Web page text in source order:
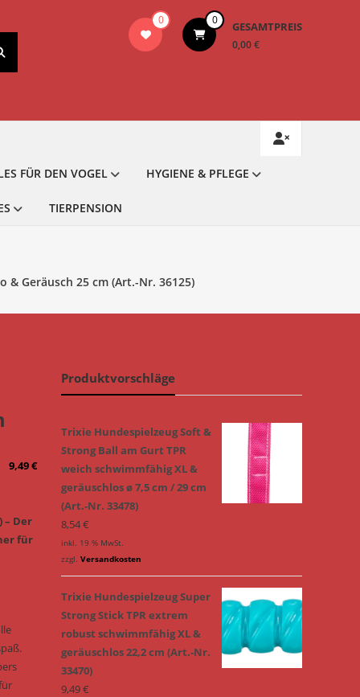
0 0 GESAMTPREIS
0,00 €
FÜR DEN VOGEL HYGIENE & PFLEGE
TIERPENSION
Geräusch 25 cm (Art.-Nr. 36125)
9,49€
– Der
für
Produktvorschläge
Trixie Hundespielzeug Soft &
Strong Ball am Gurt TPR
weich schwimmfähig XL &
geräuschlos ø 7,5 cm / 29 cm
(Art.-Nr. 33478)
8,54€
inkl. 19 % MwSt.
zzgl. Versandkosten
Trixie Hundespielzeug Super
Strong Stick TPR extrem
robust schwimmfähig XL &
geräuschlos 22,2 cm (Art.-Nr.
33470)
9,49€